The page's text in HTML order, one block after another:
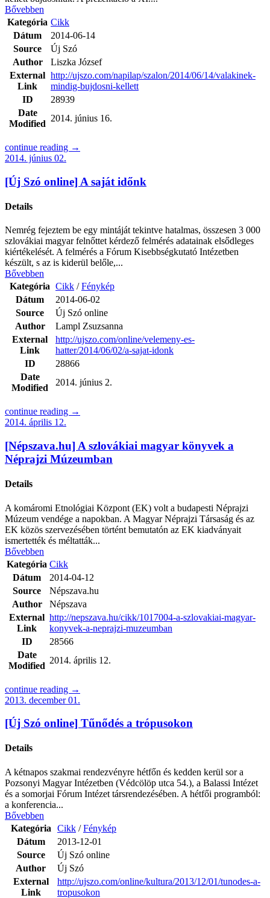
Bővebben
Kategória Cikk
Dátum
2014-06-14
Source
Új Szó
Author
Liszka József
External
Link
http://ujszo.com/napilap/szalon/2014/06/14/valakinek-
mindig-bujdosni-kellett
ID
28939
Date
Modified
2014. június 16.
continue reading →
2014. június 02.
[Új Szó online] A saját időnk
Details
Nemrég fejeztem be egy mintáját tekintve hatalmas, összesen 3 000
szlovákiai magyar felnőttet kérdező felmérés adatainak elsődleges
kiértékelését. A felmérés a Fórum Kisebbségkutató Intézetben
készült, s az is kiderül belőle,...
Bővebben
Kategória Cikk /Fénykép
Dátum
2014-06-02
Source
Új Szó online
Author
Lampl Zsuzsanna
External
Link
http://ujszo.com/online/velemeny-es-
hatter/2014/06/02/a-sajat-idonk
ID
28866
Date
Modified
2014. június 2.
continue reading →
2014. április 12.
[Népszava.hu] A szlovákiai magyar könyvek a
Néprajzi Múzeumban
Details
A komáromi Etnológiai Központ (EK) volt a budapesti Néprajzi
Múzeum vendége a napokban. A Magyar Néprajzi Társaság és az
EK közös szervezésében történt bemutatón az EK kiadványait
ismertették és méltatták...
Bővebben
Kategória Cikk
Dátum
2014-04-12
Source
Népszava.hu
Author
Népszava
External
Link
http://nepszava.hu/cikk/1017004-a-szlovakiai-magyar-
konyvek-a-neprajzi-muzeumban
ID
28566
Date
Modified
2014. április 12.
continue reading →
2013. december 01.
[Új Szó online] Tűnődés a trópusokon
Details
A kétnapos szakmai rendezvényre hétfőn és kedden kerül sor a
Pozsonyi Magyar Intézetben (Védcölöp utca 54.), a Balassi Intézet
és a somorjai Fórum Intézet társrendezésében. A hétfői programból:
a konferencia...
Bővebben
Kategória
Cikk /Fénykép
Dátum
2013-12-01
Source
Új Szó online
Author
Új Szó
External
Link
http://ujszo.com/online/kultura/2013/12/01/tunodes-a-
tropusokon